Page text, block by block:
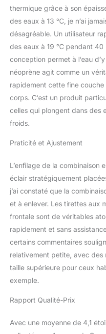
thermique grâce à son
des eaux à 13 °C, je n’ai
désagréable. Un utilisateur
des eaux à 19 °C pendant 40
conception permet à l’eau
néoprène agit comme un
rapidement cette fine couche
corps. C’est un produit
celles qui plongent dans des
froids.
Praticité et Ajustement
L’enfilage de la combinaison
éclair stratégiquement
j’ai constaté que la
et à enlever. Les tirettes aux
frontale sont de véritables
rapidement et sans
certains commentaires
relativement petite, avec des
taille supérieure pour ceux
exemple.
Rapport Qualité-Prix
Avec une moyenne de 4,1